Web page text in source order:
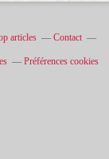
articles Contact
Préférences cookies